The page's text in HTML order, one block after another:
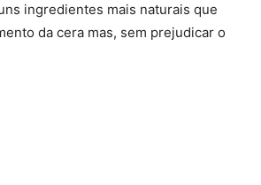
ingredientes mais naturais que
da cera mas, sem prejudicar o